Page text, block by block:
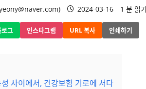
2024-03-16 1 분 읽기
로그 인스타그램 URL 복사 인쇄하기
사이에서, 건강보험 기로에 서다